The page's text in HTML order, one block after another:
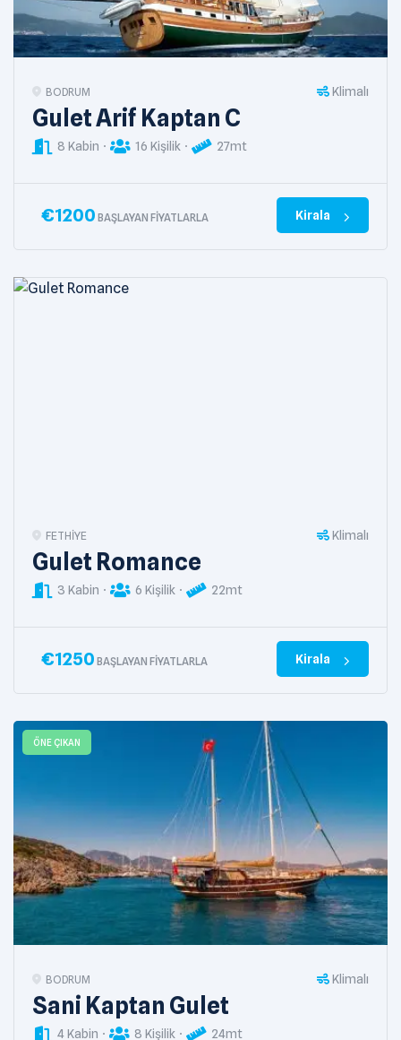
BODRUM Klimalı
Gulet Arif Kaptan C
8 Kabin 16 Kişilik 27mt
€1200 BAŞLAYAN FIYATLARLA Kirala
FETHIYE Klimalı
Gulet Romance
3 Kabin 6 Kişilik 22mt
€1250 BAŞLAYAN FIYATLARLA Kirala
ÖNE ÇIKAN
BODRUM Klimalı
Sani Kaptan Gulet
4 Kabin 8 Kişilik 24mt